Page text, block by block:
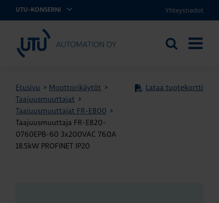
UTU-KONSERNI Yhteystiedot
UTU Automation
Etsi
Etusivu > Moottorikäytöt >
Taajuusmuuttajat >
Taajuusmuuttajat FR-E800 >
Taajuusmuuttaja FR-E820-
0760EPB-60 3x200VAC 76.0A
18.5kW PROFINET IP20
Lataa tuotekortti